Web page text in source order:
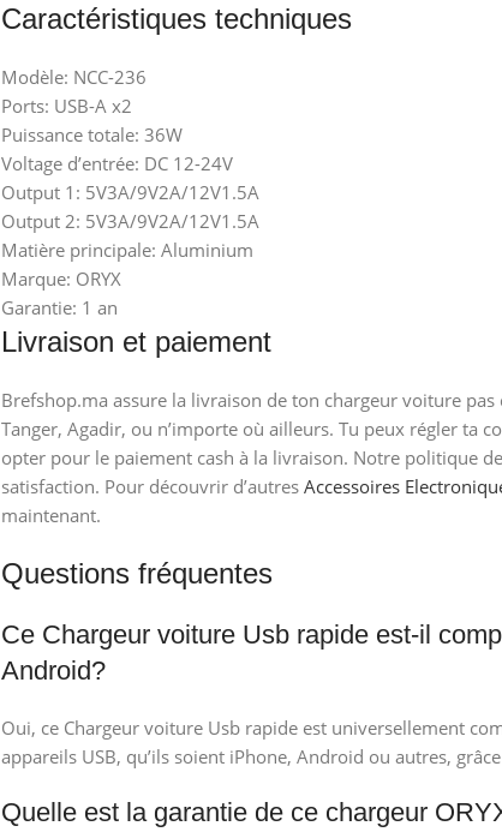
Caractéristiques techniques
Modèle: NCC-236
Ports: USB-A x2
Puissance totale: 36W
Voltage d’entrée: DC 12-24V
Output 1: 5V3A/9V2A/12V1.5A
Output 2: 5V3A/9V2A/12V1.5A
Matière principale: Aluminium
Marque: ORYX
Garantie: 1 an
Livraison et paiement
Brefshop.ma assure la livraison de ton chargeur voiture
Tanger, Agadir, ou n’importe où ailleurs. Tu peux régler ta
opter pour le paiement cash à la livraison. Notre politique
satisfaction. Pour découvrir d’autresAccessoires
maintenant.
Questions fréquentes
Ce Chargeur voiture Usb rapide est-il
Android?
Oui, ce Chargeur voiture Usb rapide est universellement
appareils USB, qu’ils soient iPhone, Android ou autres,
Quelle est la garantie de ce chargeur